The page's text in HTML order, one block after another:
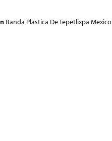
Banda Plastica De Tepetlixpa Mexico